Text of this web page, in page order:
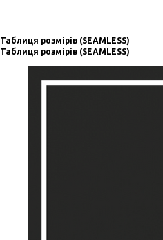
Таблиця розмірів (SEAMLESS)
Таблиця розмірів (SEAMLESS)